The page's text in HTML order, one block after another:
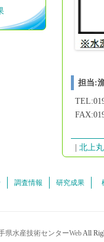
担当:
北上
調査情報 研究成果
県水産技術センターWebAll